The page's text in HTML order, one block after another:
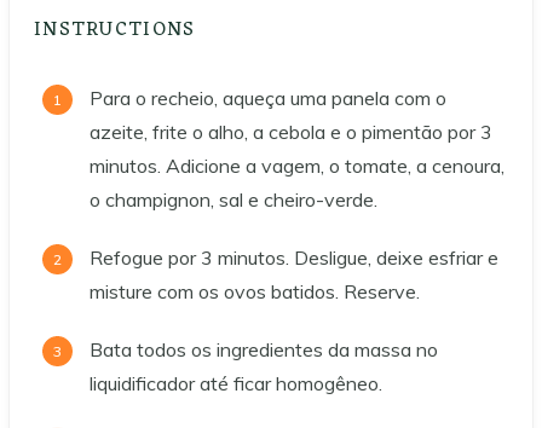
INSTRUCTIONS
Para o recheio, aqueça uma panela com o
azeite, frite o alho, a cebola e o pimentão por 3
minutos. Adicione a vagem, o tomate, a cenoura,
o champignon, sal e cheiro-verde.
Refogue por 3 minutos. Desligue, deixe esfriar e
misture com os ovos batidos. Reserve.
Bata todos os ingredientes da massa no
liquidificador até ficar homogêneo.